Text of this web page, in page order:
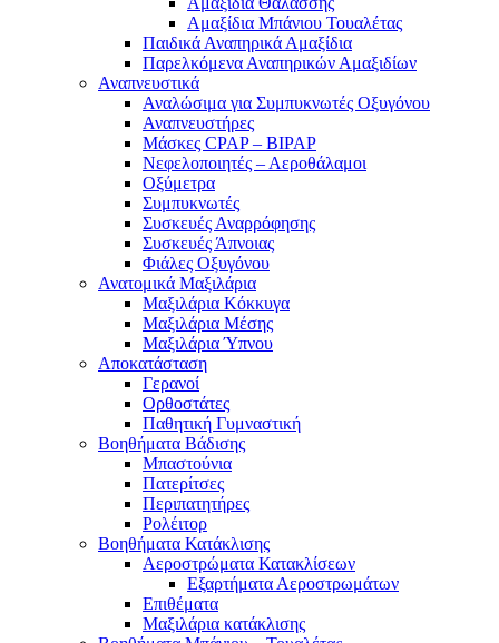
Αμαξίδια Μπάνιου Τουαλέτας
Παιδικά Αναπηρικά Αμαξίδια
Παρελκόμενα Αναπηρικών Αμαξιδίων
Αναπνευστικά
Αναλώσιμα για Συμπυκνωτές Οξυγόνου
Αναπνευστήρες
Μάσκες CPAP – BIPAP
Νεφελοποιητές – Αεροθάλαμοι
Οξύμετρα
Συμπυκνωτές
Συσκευές Αναρρόφησης
Συσκευές Άπνοιας
Φιάλες Οξυγόνου
Ανατομικά Μαξιλάρια
Μαξιλάρια Κόκκυγα
Μαξιλάρια Μέσης
Μαξιλάρια Ύπνου
Αποκατάσταση
Γερανοί
Ορθοστάτες
Παθητική Γυμναστική
Βοηθήματα Βάδισης
Μπαστούνια
Πατερίτσες
Περιπατητήρες
Ρολέιτορ
Βοηθήματα Κατάκλισης
Αεροστρώματα Κατακλίσεων
Εξαρτήματα Αεροστρωμάτων
Επιθέματα
Μαξιλάρια κατάκλισης